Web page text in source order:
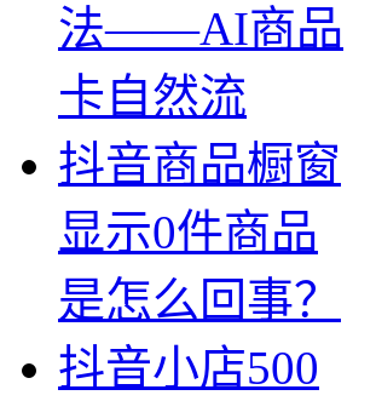
法——AI商品
卡自然流
抖音商品橱窗
显示0件商品
是怎么回事？
抖音小店500